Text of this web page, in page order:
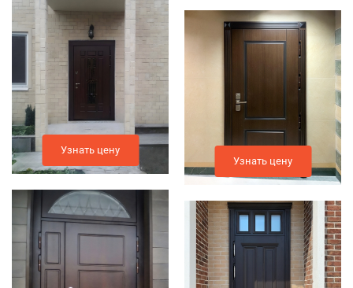
Узнать цену
Узнать цену